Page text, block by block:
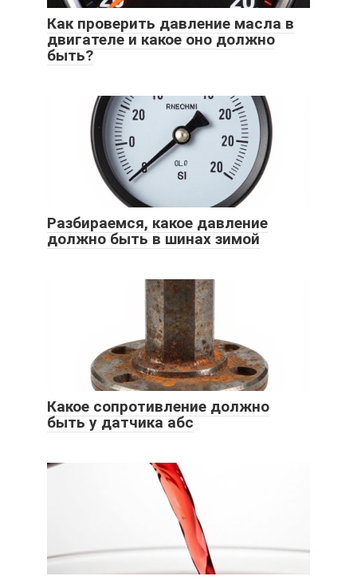
Как проверить давление масла в
двигателе и какое оно должно
быть?
Разбираемся, какое давление
должно быть в шинах зимой
Какое сопротивление должно
быть у датчика абс